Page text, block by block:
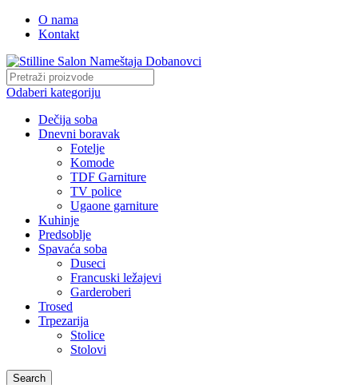
O nama
Kontakt
Odaberi kategoriju
Dečija soba
Dnevni boravak
Fotelje
Komode
TDF Garniture
TV police
Ugaone garniture
Kuhinje
Predsoblje
Spavaća soba
Duseci
Francuski ležajevi
Garderoberi
Trosed
Trpezarija
Stolice
Stolovi
Search